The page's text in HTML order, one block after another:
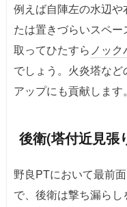
例えば自陣左の水辺や
たは置きづらいスペ
取ってひたすら ノック
でしょう。火炎塔な
アップにも貢献します。
後衛(塔付近見張
野良PTにおいて最前
で、後衛は撃ち漏ら